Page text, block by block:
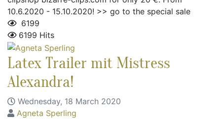
10.6.2020 - 15.10.2020! >> go to the special sale
6199
6199 Hits
Latex Trailer mit Mistress
Alexandra!
Wednesday, 18 March 2020
Agneta Sperling